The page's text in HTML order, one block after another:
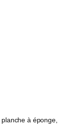
à éponge,